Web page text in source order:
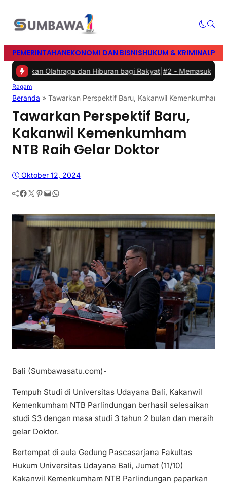
PEMERINTAHANEKONOMI DAN BISNISHUKUM & KRIMINAL
Olahraga dan Hiburan bagi Rakyat|#2 -Memasuki Malam
Ragam
Beranda » Tawarkan Perspektif Baru, Kakanwil Kemenkumham
Tawarkan Perspektif Baru,
Kakanwil Kemenkumham
NTB Raih Gelar Doktor
Oktober 12, 2024
Facebook Twitter Pinterest Mail WhatsApp
Bali (Sumbawasatu.com)-
Tempuh Studi di Universitas Udayana Bali, Kakanwil
Kemenkumham NTB Parlindungan berhasil selesaikan
studi S3 dengan masa studi 3 tahun 2 bulan dan meraih
gelar Doktor.
Bertempat di aula Gedung Pascasarjana Fakultas
Hukum Universitas Udayana Bali, Jumat (11/10)
Kakanwil Kemenkumham NTB Parlindungan paparkan